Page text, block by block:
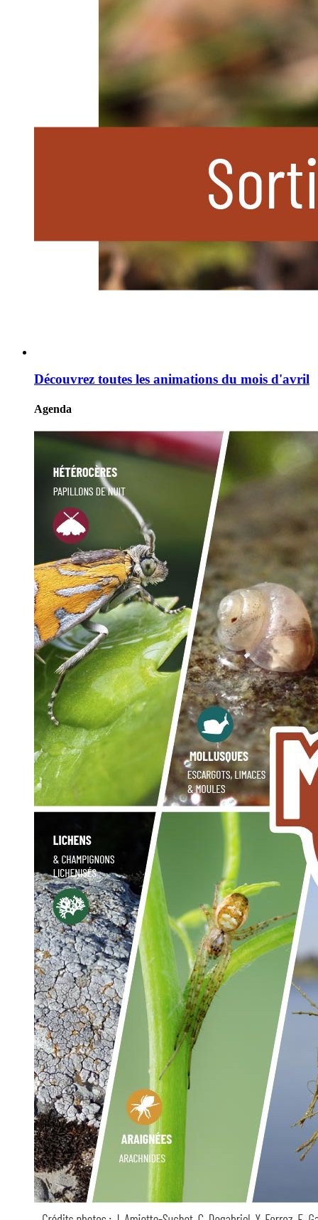
Découvrez toutes les animations du mois d'avril
Agenda